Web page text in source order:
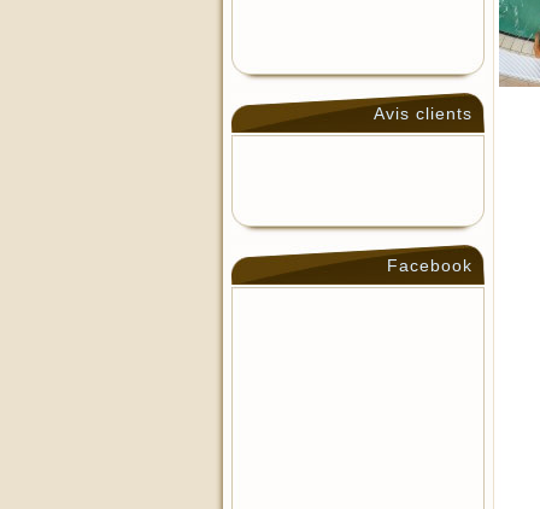
Avis clients
Facebook